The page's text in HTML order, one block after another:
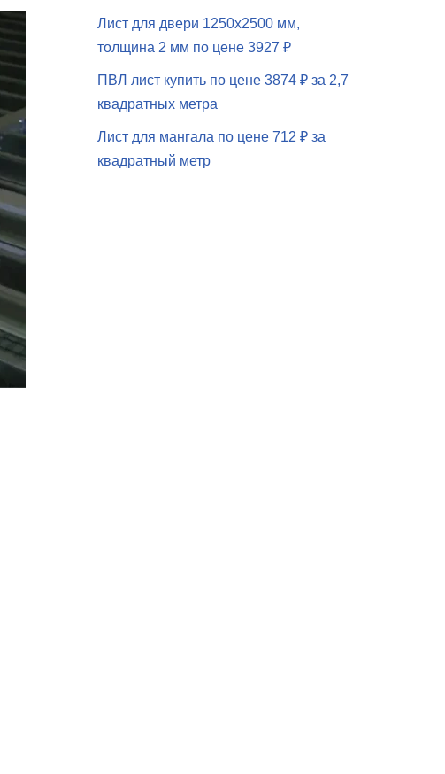
Лист для двери 1250х2500 мм,
толщина 2 мм по цене 3927 ₽
ПВЛ лист купить по цене 3874 ₽ за 2,7
квадратных метра
Лист для мангала по цене 712 ₽ за
квадратный метр